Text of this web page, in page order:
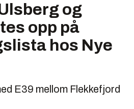
og
opp på
hos Nye
E39 mellom Flekkefjord